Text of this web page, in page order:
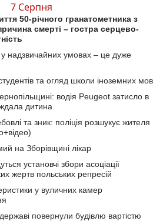
7 Серпня
50-річного гранатометника з
смерті – гостра серцево-
надзвичайних умовах – це дуже
та огляд школи іноземних мов
водія Peugeot затисло в
дитина
та зник: поліція розшукує жителя
на Зборівщині лікар
установчі збори асоціації
жертв польських репресій
у вуличних камер
повернули будівлю вартістю